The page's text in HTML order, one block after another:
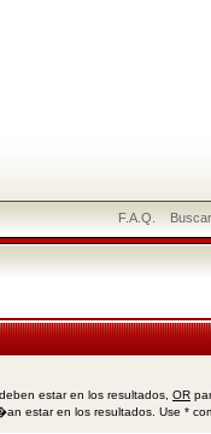
F.A.Q. Buscar
estar en los resultados, OR
estar en los resultados. Use *